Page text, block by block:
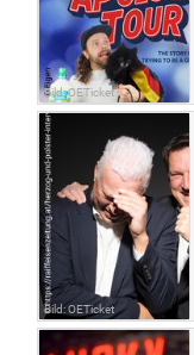
Bild: OETicket
Bild: OETicket